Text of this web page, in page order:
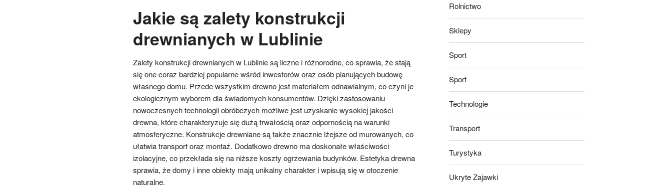
Jakie są zalety konstrukcji
drewnianych w Lublinie
Zalety konstrukcji drewnianych w Lublinie są liczne i różnorodne, co sprawia, że stają
się one coraz bardziej popularne wśród inwestorów oraz osób planujących budowę
własnego domu. Przede wszystkim drewno jest materiałem odnawialnym, co czyni je
ekologicznym wyborem dla świadomych konsumentów. Dzięki zastosowaniu
nowoczesnych technologii obróbczych możliwe jest uzyskanie wysokiej jakości
drewna, które charakteryzuje się dużą trwałością oraz odpornością na warunki
atmosferyczne. Konstrukcje drewniane są także znacznie lżejsze od murowanych, co
ułatwia transport oraz montaż. Dodatkowo drewno ma doskonałe właściwości
izolacyjne, co przekłada się na niższe koszty ogrzewania budynków. Estetyka drewna
sprawia, że domy i inne obiekty mają unikalny charakter i wpisują się w otoczenie
naturalne.
Rolnictwo
Sklepy
Sport
Sport
Technologie
Transport
Turystyka
Ukryte Zajawki